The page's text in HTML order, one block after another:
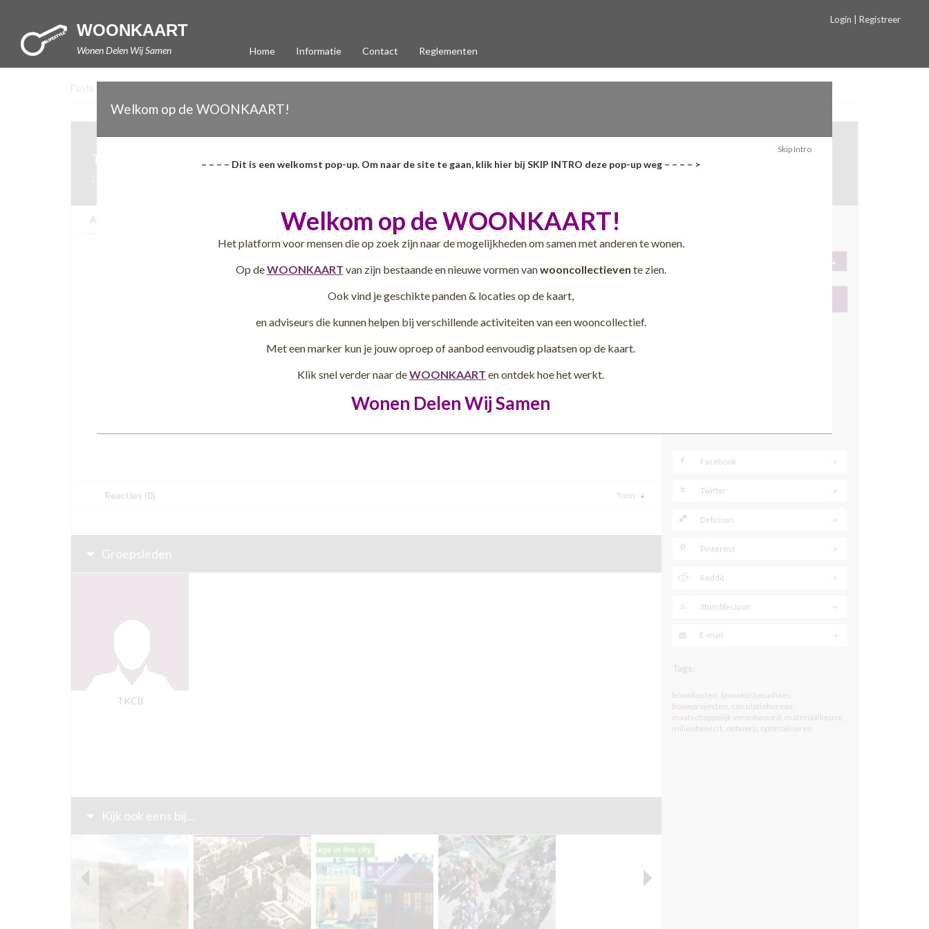
WOONKAART
Wonen Delen Wij Samen Home Informatie Contact Reglementen
Login | Registreer
Posts
TKCB Bouwkostenadvies
Algemeen
maatschappelijk verantwoord ondernemend calculatiebureau dat naast
collectieven adviseert op het gebied van bouwkosten. Wij denken graag
met u mee om te komen tot een optimaal ontwerp voor de laagste
contact met ons op. Het zal u verrassend veel opleveren.
Reacties (0) Toon
Groepsleden
TKCB
Kijk ook eens bij...
Facebook
Twitter
Delicious
Pinterest
Reddit
StumbleUpon
E-mail
Tags:
bouwkosten, bouwkostenadvies,
bouwprojecten, calculatiebureau,
maatschappelijk verantwoord, materiaalkeuze,
milieubewust, ontwerp, optimaliseren
Welkom op de WOONKAART!
– – – – Dit is een welkomst pop-up. Om naar de site te gaan, klik hier bij SKIP INTRO deze pop-up weg – – – – >
Welkom op de WOONKAART!
Het platform voor mensen die op zoek zijn naar de mogelijkheden om samen met anderen te wonen.
Op deWOONKAART van zijn bestaande en nieuwe vormen vanwooncollectieven te zien.
Ook vind je geschikte panden & locaties op de kaart,
en adviseurs die kunnen helpen bij verschillende activiteiten van een wooncollectief.
Met een marker kun je jouw oproep of aanbod eenvoudig plaatsen op de kaart.
Klik snel verder naar deWOONKAART en ontdek hoe het werkt.
Wonen Delen Wij Samen
Skip Intro